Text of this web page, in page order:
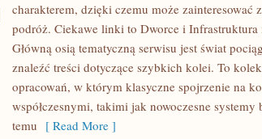
charakterem, dzięki czemu może zainteresować
podróż. Ciekawe linki to Dworce i Infrastruktura
Główną osią tematyczną serwisu jest świat
znaleźć treści dotyczące szybkich kolei. To
opracowań, w którym klasyczne spojrzenie na
współczesnymi, takimi jak nowoczesne
temu [ Read More ]